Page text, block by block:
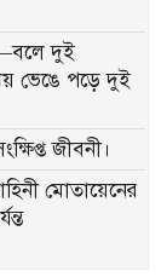
দুই
ভেঙে পড়ে দুই
জীবনী।
মোতায়েনের